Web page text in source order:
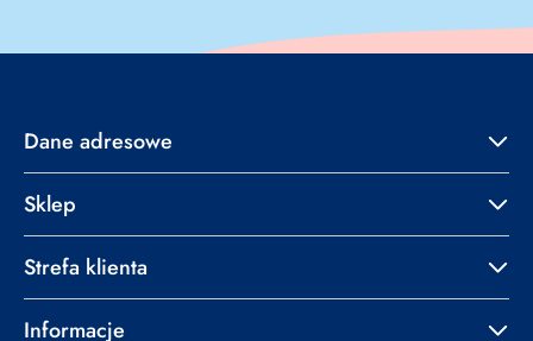
Dane adresowe
Sklep
Strefa klienta
Informacje